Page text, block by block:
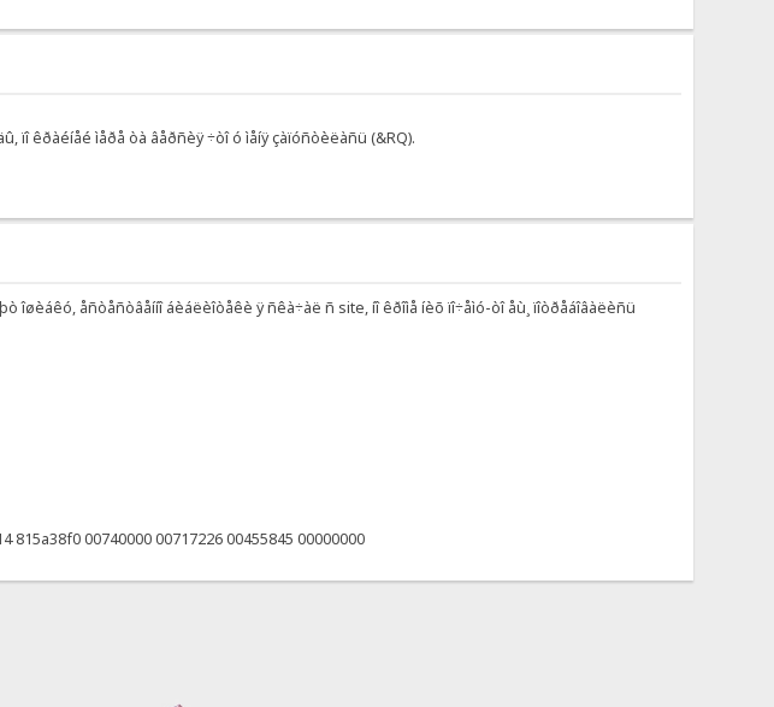
ïî êðàéíåé ìåðå òà âåðñèÿ ÷òî ó ìåíÿ çàïóñòèëàñü (&RQ).
îøèáêó, åñòåñòâåííî áèáëèîòåêè ÿ ñêà÷àë ñ site, íî êðîìå íèõ ïî÷åìó-òî åù¸ ïîòðåáîâàëèñü
815a38f0 00740000 00717226 00455845 00000000